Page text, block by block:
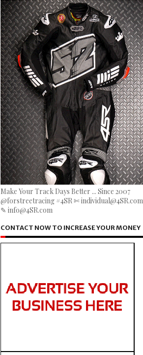
Make Your Track Days Better ... Since 2007
@forstreetracing #4SR ✄ individual@4SR.com
✎ info@4SR.com
CONTACT NOW TO INCREASE YOUR MONEY